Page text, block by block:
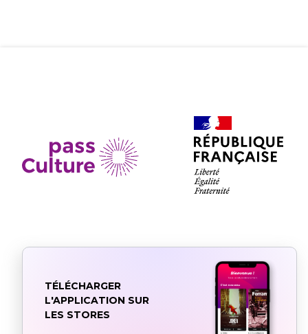
TÉLÉCHARGER
L'APPLICATION SUR
LES STORES